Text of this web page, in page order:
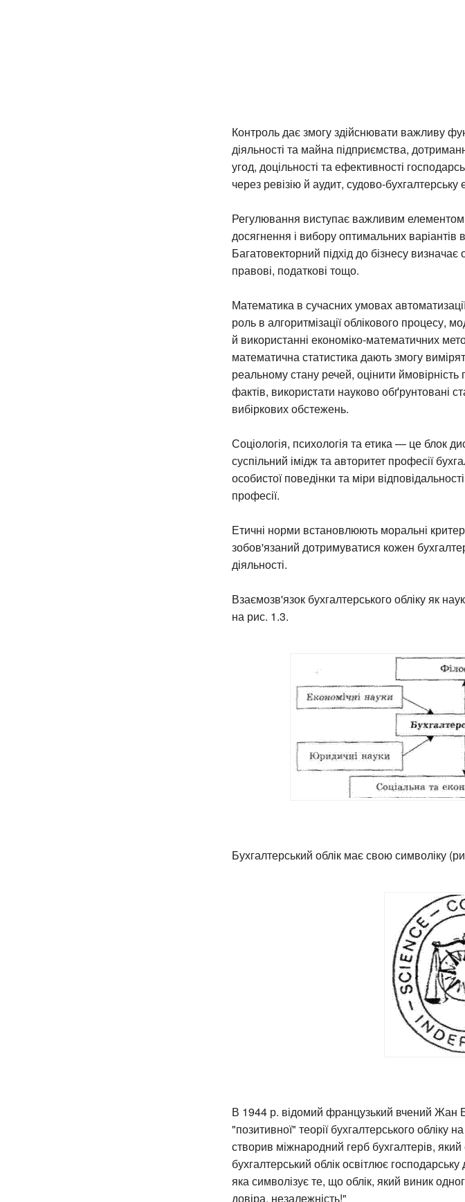
Контроль дає змогу здійснювати важливу
діяльності та майна підприємства,
угод, доцільності та ефективності
через ревізію й аудит, судово-бухгалтерську
Регулювання виступає важливим елементом
досягнення і вибору оптимальних
Багатовекторний підхід до бізнесу
правові, податкові тощо.
Математика в сучасних умовах
роль в алгоритмізації облікового процесу,
й використанні економіко-математичних
математична статистика дають змогу
реальному стану речей, оцінити
фактів, використати науково обґрунтовані
вибіркових обстежень.
Соціологія, психологія та етика — це блок
суспільний імідж та авторитет професії
особистої поведінки та міри
професії.
Етичні норми встановлюють моральні
зобов'язаний дотримуватися кожен
діяльності.
Взаємозв'язок бухгалтерського обліку як
на рис. 1.3.
Бухгалтерський облік має свою символіку
В 1944 р. відомий французький вчений
"позитивної" теорії бухгалтерського обліку
створив міжнародний герб бухгалтерів,
бухгалтерський облік освітлює
яка символізує те, що облік, який виник
довіра, незалежність!"